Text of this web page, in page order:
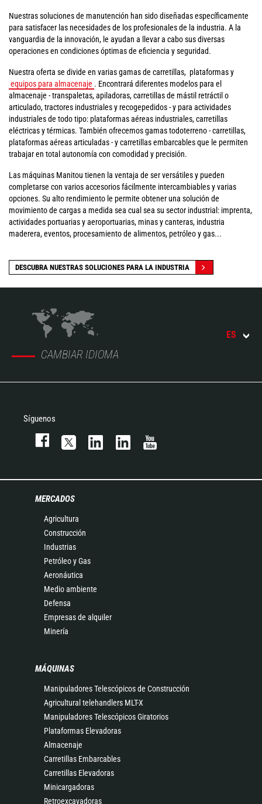
Nuestras soluciones de manutención han sido diseñadas específicamente
para satisfacer las necesidades de los profesionales de la industria. A la
vanguardia de la innovación, le ayudan a llevar a cabo sus diversas
operaciones en condiciones óptimas de eficiencia y seguridad.
Nuestra oferta se divide en varias gamas de carretillas, plataformas y
equipos para almacenaje . Encontrará diferentes modelos para el
almacenaje - transpaletas, apiladoras, carretillas de mástil retráctil o
articulado, tractores industriales y recogepedidos - y para actividades
industriales de todo tipo: plataformas aéreas industriales, carretillas
eléctricas y térmicas. También ofrecemos gamas todoterreno - carretillas,
plataformas aéreas articuladas - y carretillas embarcables que le permiten
trabajar en total autonomía con comodidad y precisión.
Las máquinas Manitou tienen la ventaja de ser versátiles y pueden
completarse con varios accesorios fácilmente intercambiables y varias
opciones. Su alto rendimiento le permite obtener una solución de
movimiento de cargas a medida sea cual sea su sector industrial: imprenta,
actividades portuarias y aeroportuarias, minas y canteras, industria
maderera, eventos, procesamiento de alimentos, petróleo y gas...
DESCUBRA NUESTRAS SOLUCIONES PARA LA INDUSTRIA
CAMBIAR IDIOMA
ES
Síguenos
MERCADOS
Agricultura
Construcción
Industrias
Petróleo y Gas
Aeronáutica
Medio ambiente
Defensa
Empresas de alquiler
Minería
MÁQUINAS
Manipuladores Telescópicos de Construcción
Agricultural telehandlers MLT-X
Manipuladores Telescópicos Giratorios
Plataformas Elevadoras
Almacenaje
Carretillas Embarcables
Carretillas Elevadoras
Minicargadoras
Retroexcavadoras